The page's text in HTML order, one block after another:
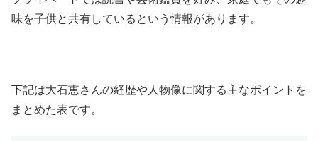
味を子供と共有しているという情報があります。
下記は大石恵さんの経歴や人物像に関する主なポイントを
まとめた表です。